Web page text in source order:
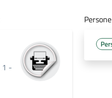
1 -
Persone